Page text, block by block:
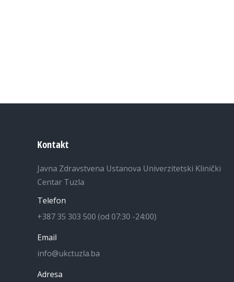
Kontakt
Javna Zdravstvena Ustanova Univerzitetski Klinički
Centar Tuzla
Telefon
+387 35 303 500 (od 07:30 -24:00)
Email
info@ukctuzla.ba
Adresa